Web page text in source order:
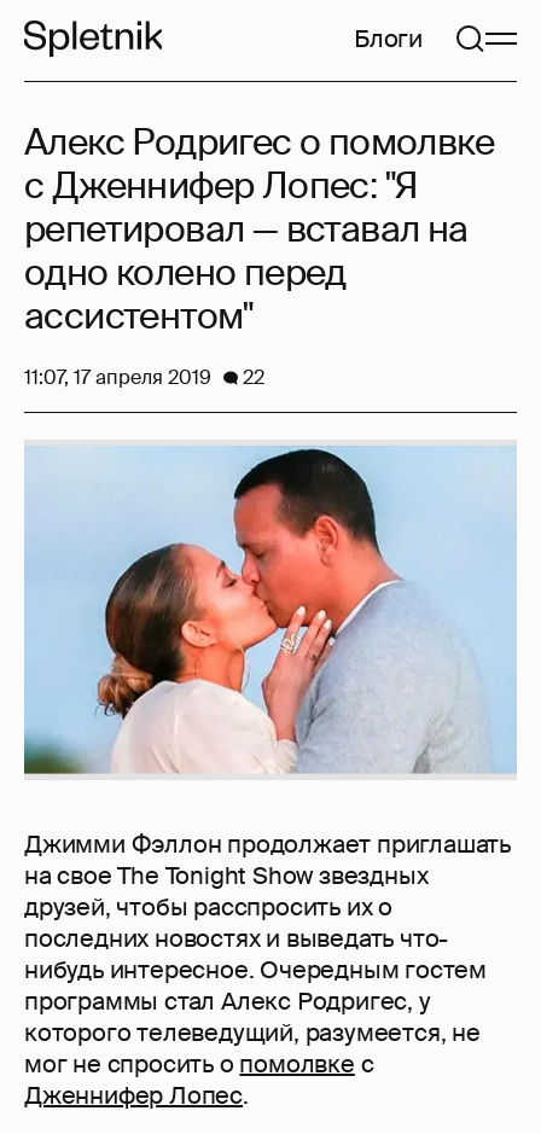
Блоги
Джимми Фэллон продолжает приглашать
на свое The Tonight Show звездных
друзей, чтобы расспросить их о
последних новостях и выведать что-
нибудь интересное. Очередным гостем
программы стал Алекс Родригес, у
которого телеведущий, разумеется, не
мог не спросить о помолвке с
Дженнифер Лопес.
Алекс Родригес о помолвке
с Дженнифер Лопес: "Я
репетировал — вставал на
одно колено перед
ассистентом"
11:07, 17 апреля 2019 22